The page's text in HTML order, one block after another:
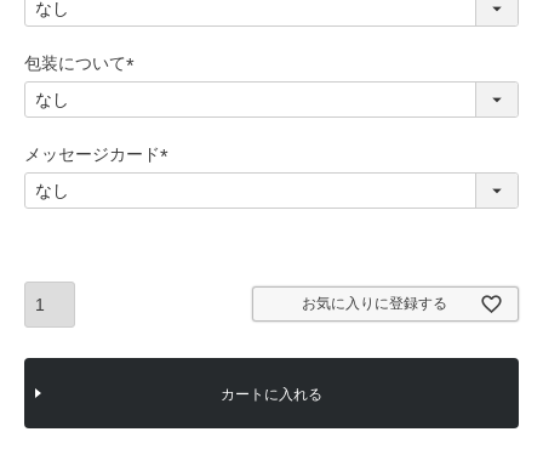
必
包装について
必
メッセージカード
必
お気に入りに登録する
カートに入れる